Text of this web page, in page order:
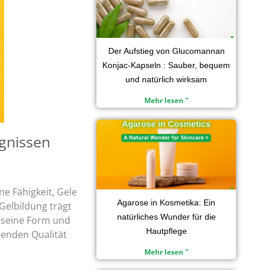
Fähigkeit, Gele
trägt
Form und
Qualität
Der Aufstieg von Glucomannan
Konjac-Kapseln : Sauber, bequem
und natürlich wirksam
Mehr lesen "
Agarose in Kosmetika: Ein
natürliches Wunder für die
Hautpflege
Mehr lesen "